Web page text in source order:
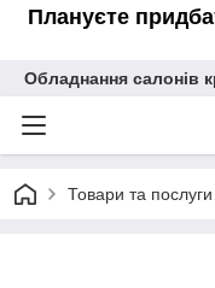
Плануєте
Обладнання салонів
Товари та послуги